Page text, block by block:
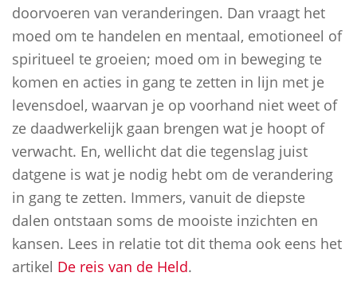
doorvoeren van veranderingen. Dan vraagt het
moed om te handelen en mentaal, emotioneel of
spiritueel te groeien; moed om in beweging te
komen en acties in gang te zetten in lijn met je
levensdoel, waarvan je op voorhand niet weet of
ze daadwerkelijk gaan brengen wat je hoopt of
verwacht. En, wellicht dat die tegenslag juist
datgene is wat je nodig hebt om de verandering
in gang te zetten. Immers, vanuit de diepste
dalen ontstaan soms de mooiste inzichten en
kansen. Lees in relatie tot dit thema ook eens het
artikel De reis van de Held.